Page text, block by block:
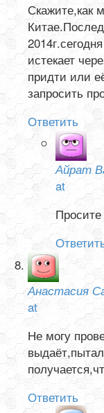
Скажите,как
истекает
придти или
запросить
Ответить
Айрат
at
Анастасия
at
Не могу
Ответить